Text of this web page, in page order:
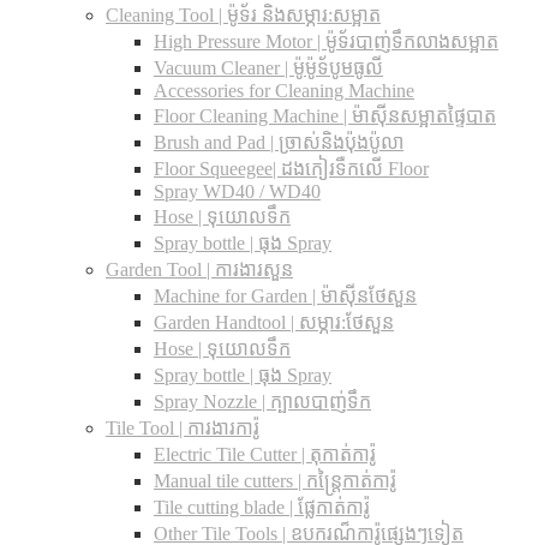
Cleaning Tool | ម៉ូទ័រ និងសម្ភារ:សម្អាត
High Pressure Motor | ម៉ូទ័របាញ់ទឹកលាងសម្អាត
Vacuum Cleaner | ម៉ូម៉ូទ័បូមធូលី
Accessories for Cleaning Machine
Floor Cleaning Machine | ម៉ាស៊ីនសម្អាតផ្ទៃបាត
Brush and Pad | ច្រាស់និងប៉ុងប៉ូលា
Floor Squeegee| ដងកៀរទឺកលើ Floor
Spray WD40 / WD40
Hose | ទុយោលទឹក
Spray bottle | ធុង Spray
Garden Tool | ការងារសួន
Machine for Garden | ម៉ាស៊ីនថែសួន
Garden Handtool | សម្ភារ:ថែសួន
Hose | ទុយោលទឹក
Spray bottle | ធុង Spray
Spray Nozzle | ក្បាលបាញ់ទឹក
Tile Tool | ការងារការ៉ូ
Electric Tile Cutter | តុកាត់ការ៉ូ
Manual tile cutters | កន្ត្រៃកាត់ការ៉ូ
Tile cutting blade | ផ្លែកាត់ការ៉ូ
Other Tile Tools | ឧបករណ៏ការ៉ូផ្សេងៗទៀត